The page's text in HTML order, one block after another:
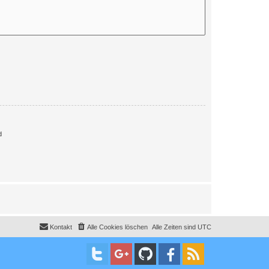
Alle Zeiten sind UTC
Alle Cookies löschen
Kontakt